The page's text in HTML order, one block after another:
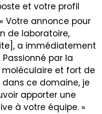
et votre profil
Votre annonce pour
de laboratoire,
a immédiatement
par la
et fort de
dans ce domaine, je
apporter une
à votre équipe. »